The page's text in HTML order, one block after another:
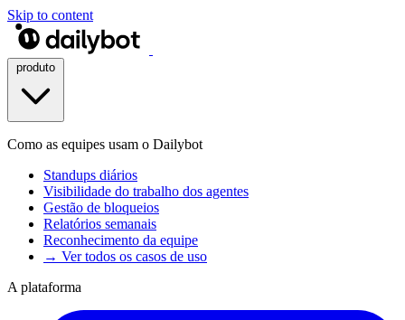
Skip to content
Como as equipes usam o Dailybot
Standups diários
Visibilidade do trabalho dos agentes
Gestão de bloqueios
Relatórios semanais
Reconhecimento da equipe
→ Ver todos os casos de uso
A plataforma